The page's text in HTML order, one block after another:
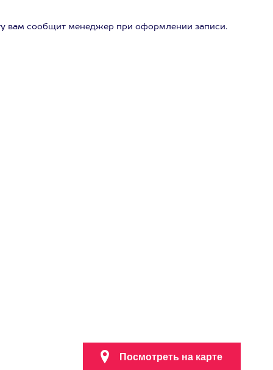
вам сообщит менеджер при оформлении записи.